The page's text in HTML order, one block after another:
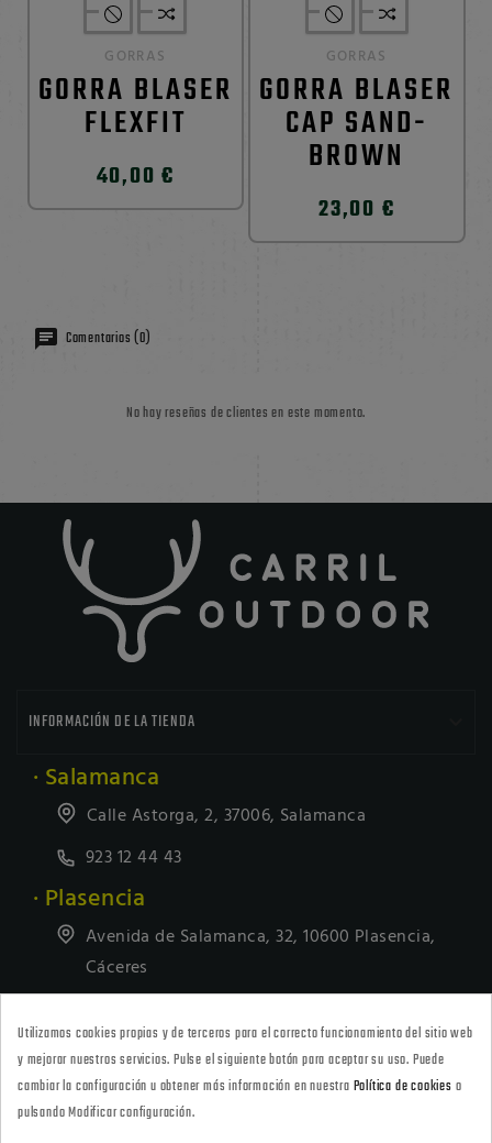
GORRAS
GORRA BLASER
FLEXFIT
40,00 €
GORRAS
GORRA BLASER
CAP SAND-
BROWN
23,00 €
Comentarios (0)
No hay reseñas de clientes en este momento.
INFORMACIÓN DE LA TIENDA
· Salamanca
Calle Astorga, 2, 37006, Salamanca
923 12 44 43
· Plasencia
Avenida de Salamanca, 32, 10600 Plasencia,
Cáceres
· Tienda Online
marketing@armeriacarril.com
Utilizamos cookies propias y de terceros para el correcto funcionamiento del sitio web
y mejorar nuestros servicios. Pulse el siguiente botón para aceptar su uso. Puede
cambiar la configuración u obtener más información en nuestra Política de cookies o
pulsando Modificar configuración.